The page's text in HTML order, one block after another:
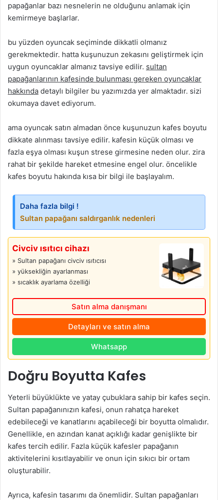
papağanlar bazı nesnelerin ne olduğunu anlamak için
kemirmeye başlarlar.
bu yüzden oyuncak seçiminde dikkatli olmanız
gerekmektedir. hatta kuşunuzun zekasını geliştirmek için
uygun oyuncaklar almanız tavsiye edilir. sultan
papağanlarının kafesinde bulunması gereken oyuncaklar
hakkında detaylı bilgiler bu yazımızda yer almaktadır. sizi
okumaya davet ediyorum.
ama oyuncak satın almadan önce kuşunuzun kafes boyutu
dikkate alınması tavsiye edilir. kafesin küçük olması ve
fazla eşya olması kuşun strese girmesine neden olur. zira
rahat bir şekilde hareket etmesine engel olur. öncelikle
kafes boyutu hakında kısa bir bilgi ile başlayalım.
Daha fazla bilgi !
Sultan papağanı saldırganlık nedenleri
Civciv ısıtıcı cihazı
» Sultan papağanı civciv ısıtıcısı
» yüksekliğin ayarlanması
» sıcaklık ayarlama özelliği
Satın alma danışmanı
Detayları ve satın alma
Whatsapp
Doğru Boyutta Kafes
Yeterli büyüklükte ve yatay çubuklara sahip bir kafes seçin.
Sultan papağanınızın kafesi, onun rahatça hareket
edebileceği ve kanatlarını açabileceği bir boyutta olmalıdır.
Genellikle, en azından kanat açıklığı kadar genişlikte bir
kafes tercih edilir. Fazla küçük kafesler papağanın
aktivitelerini kısıtlayabilir ve onun için sıkıcı bir ortam
oluşturabilir.
Ayrıca, kafesin tasarımı da önemlidir. Sultan papağanları